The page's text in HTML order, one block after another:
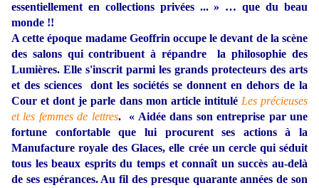
essentiellement en collections privées ... » … que du beau
monde !!
A cette époque madame Geoffrin occupe le devant de la scène
des salons qui contribuent à répandre la philosophie des
Lumières. Elle s'inscrit parmi les grands protecteurs des arts
et des sciences dont les sociétés se donnent en dehors de la
Cour et dont je parle dans mon article intitulé Les précieuses
et les femmes de lettres. « Aidée dans son entreprise par une
fortune confortable que lui procurent ses actions à la
Manufacture royale des Glaces, elle crée un cercle qui séduit
tous les beaux esprits du temps et connaît un succès au-delà
de ses espérances. Au fil des presque quarante années de son